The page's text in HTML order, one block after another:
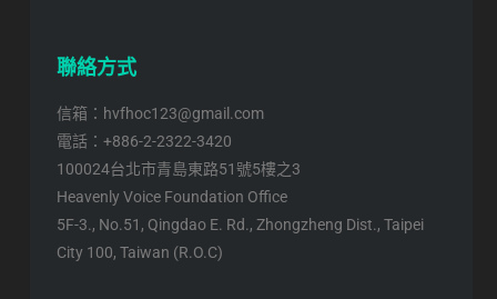
聯絡方式
信箱：hvfhoc123@gmail.com
電話：+886-2-2322-3420
100024台北市青島東路51號5樓之3
Heavenly Voice Foundation Office
5F-3., No.51, Qingdao E. Rd., Zhongzheng Dist., Taipei
City 100, Taiwan (R.O.C)